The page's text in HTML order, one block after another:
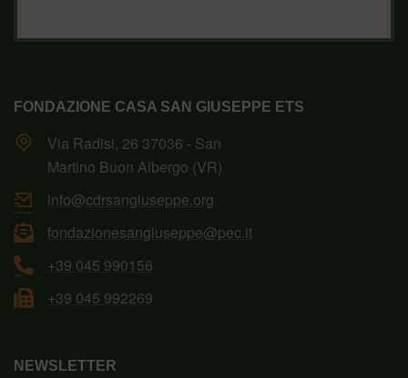
FONDAZIONE CASA SAN GIUSEPPE ETS
Via Radisi, 26 37036 - San
Martino Buon Albergo (VR)
info@cdrsangiuseppe.org
fondazionesangiuseppe@pec.it
+39 045 990156
+39 045 992269
NEWSLETTER